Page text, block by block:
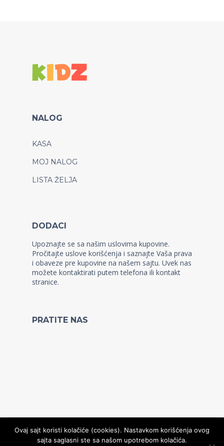
NALOG
KASA
MOJ NALOG
LISTA ŽELJA
DODACI
Upoznajte se sa našim uslovima kupovine.
Pročitajte uslove korišćenja i saznajte Vaša prava
i obaveze pre kupovine na našem sajtu. Uvek nas
možete kontaktirati putem telefona ili kontakt
stranice.
PRATITE NAS
Ovaj sajt koristi kolačiće (cookies). Nastavkom korišćenja ovog
sajta saglasni ste sa našom upotrebom kolačića.